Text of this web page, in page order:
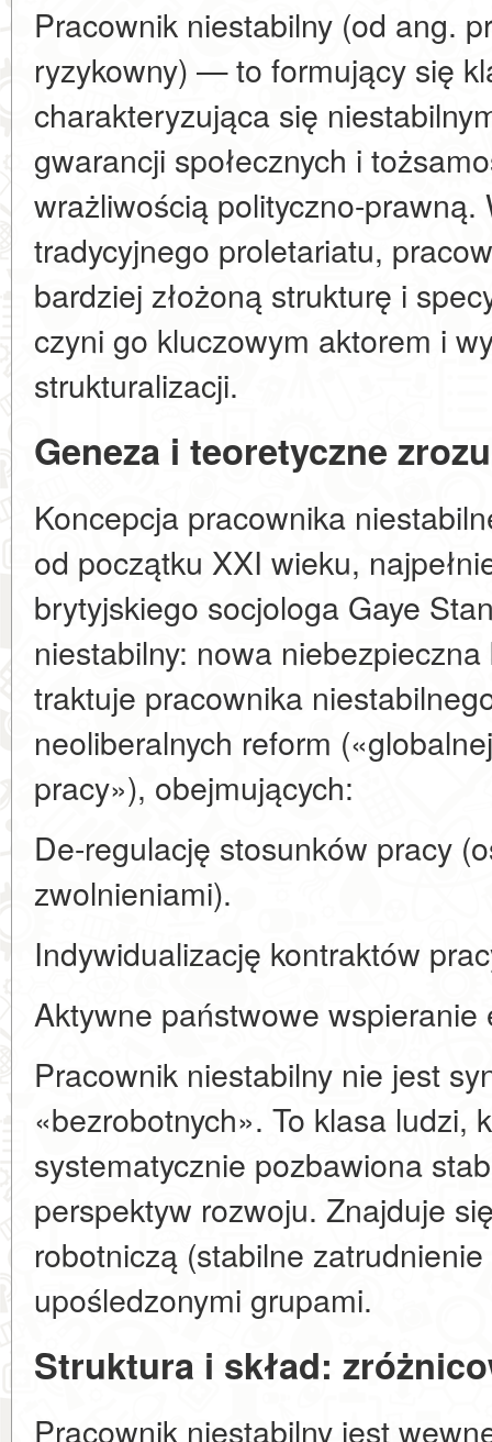
Pracownik niestabilny (od ang.
ryzykowny) — to formujący się
charakteryzująca się
gwarancji społecznych i
wrażliwością polityczno-
tradycyjnego proletariatu,
bardziej złożoną strukturę i
czyni go kluczowym aktorem i
strukturalizacji.
Geneza i teoretyczne
Koncepcja pracownika
od początku XXI wieku,
brytyjskiego socjologa Gaye
niestabilny: nowa
traktuje pracownika
neoliberalnych reform
pracy»), obejmujących:
De-regulację stosunków pracy
zwolnieniami).
Indywidualizację kontraktów
Aktywne państwowe
Pracownik niestabilny nie jest
«bezrobotnych». To klasa ludzi,
systematycznie pozbawiona
perspektyw rozwoju. Znajduje
robotniczą (stabilne
upośledzonymi grupami.
Struktura i skład:
Pracownik niestabilny jest